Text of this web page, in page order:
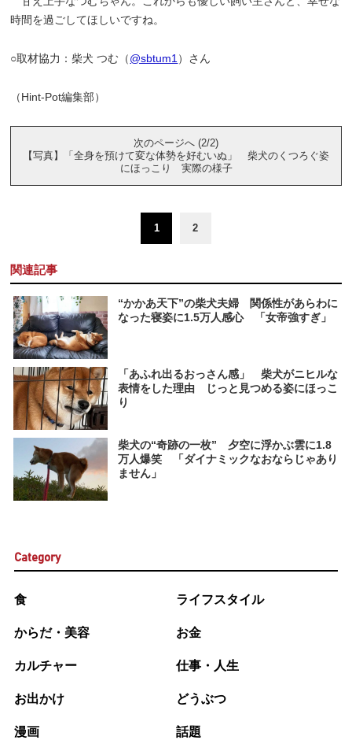
時間を過ごしてほしいですね。
○取材協力：柴犬 つむ（@sbtum1 ）さん
（Hint-Pot編集部）
次のページへ (2/2)
【写真】「全身を預けて変な体勢を好むいぬ」 柴犬のくつろぐ姿
にほっこり 実際の様子
1 2
関連記事
“かかあ天下”の柴犬夫婦 関係性があらわに
なった寝姿に1.5万人感心 「女帝強すぎ」
「あふれ出るおっさん感」 柴犬がニヒルな
表情をした理由 じっと見つめる姿にほっこ
り
柴犬の“奇跡の一枚” 夕空に浮かぶ雲に1.8
万人爆笑 「ダイナミックなおならじゃあり
ません」
Category
食 ライフスタイル
からだ・美容 お金
カルチャー 仕事・人生
お出かけ どうぶつ
漫画 話題